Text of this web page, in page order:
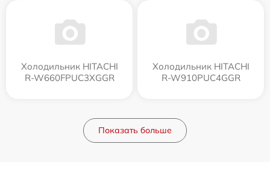
Холодильник HITACHI
R-W660FPUC3XGGR
Холодильник HITACHI
R-W910PUC4GGR
Показать больше